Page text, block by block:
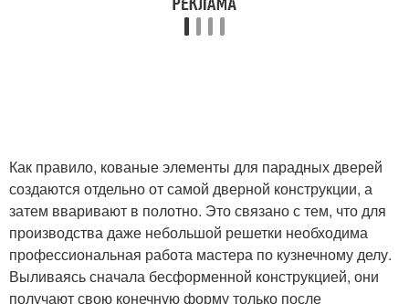
Как правило, кованые элементы для парадных дверей
создаются отдельно от самой дверной конструкции, а
затем вваривают в полотно. Это связано с тем, что для
производства даже небольшой решетки необходима
профессиональная работа мастера по кузнечному делу.
Выливаясь сначала бесформенной конструкцией, они
получают свою конечную форму только после